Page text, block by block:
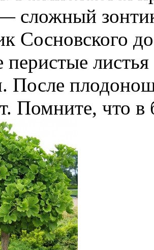
сложный
Сосновского
После
Помните, что